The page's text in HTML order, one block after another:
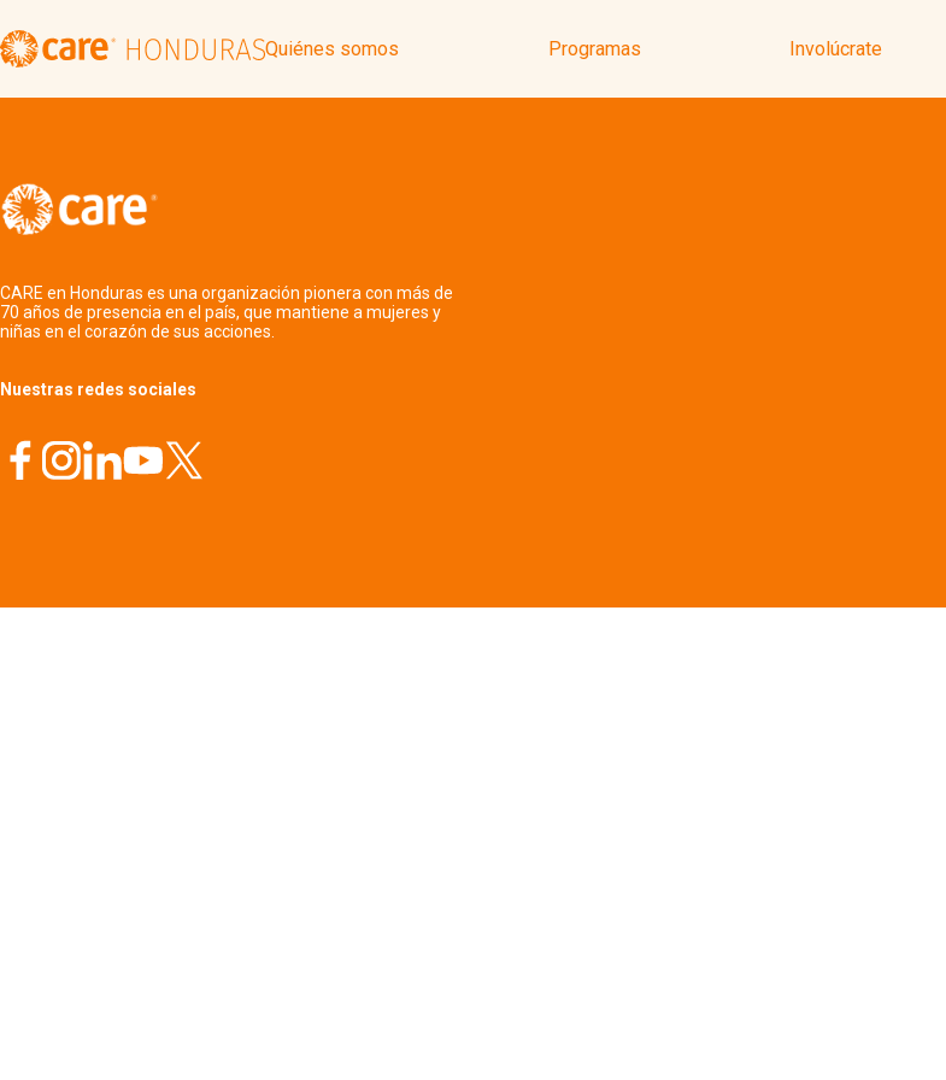
Quiénes somos Programas Involúcrate
CARE en Honduras es una organización pionera con más de
70 años de presencia en el país, que mantiene a mujeres y
niñas en el corazón de sus acciones.
Nuestras redes sociales